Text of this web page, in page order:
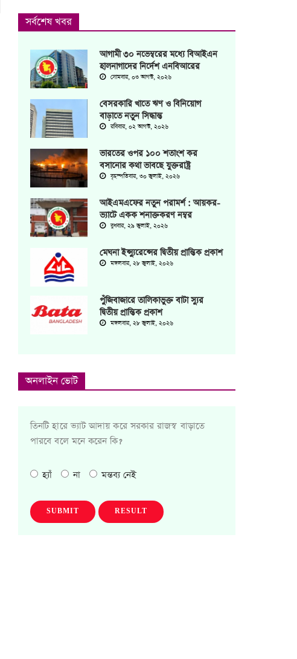
সর্বশেষ খবর
আগামী ৩০ নভেম্বরের মধ্যে বিআইএন
হালনাগাদের নির্দেশ এনবিআরের
সোমবার, ০৩ আগস্ট, ২০২৬
বেসরকারি খাতে ঋণ ও বিনিয়োগ
বাড়াতে নতুন সিদ্ধান্ত
রবিবার, ০২ আগস্ট, ২০২৬
ভারতের ওপর ১০০ শতাংশ কর
বসানোর কথা ভাবছে যুক্তরাষ্ট্র
বৃহস্পতিবার, ৩০ জুলাই, ২০২৬
আইএমএফের নতুন পরামর্শ : আয়কর-
ভ্যাটে একক শনাক্তকরণ নম্বর
বুধবার, ২৯ জুলাই, ২০২৬
মেঘনা ইন্স্যুরেন্সের দ্বিতীয় প্রান্তিক প্রকাশ
মঙ্গলবার, ২৮ জুলাই, ২০২৬
পুঁজিবাজারে তালিকাভুক্ত বাটা স্যুর
দ্বিতীয় প্রান্তিক প্রকাশ
মঙ্গলবার, ২৮ জুলাই, ২০২৬
অনলাইন ভোট
তিনটি হারে ভ্যাট আদায় করে সরকার রাজস্ব বাড়াতে
পারবে বলে মনে করেন কি?
হ্যাঁ না মন্তব্য নেই
SUBMIT RESULT